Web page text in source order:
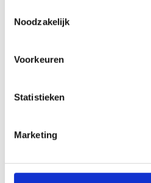
Informatie verzamelen
locatie, die tot een paar
scannen op specifieke
U kunt uw toestemming op elk
We gebruiken cookies om
personaliseren, om functies
en om ons websiteverkeer te
Noodzakelijk
Voorkeuren
Statistieken
Marketing